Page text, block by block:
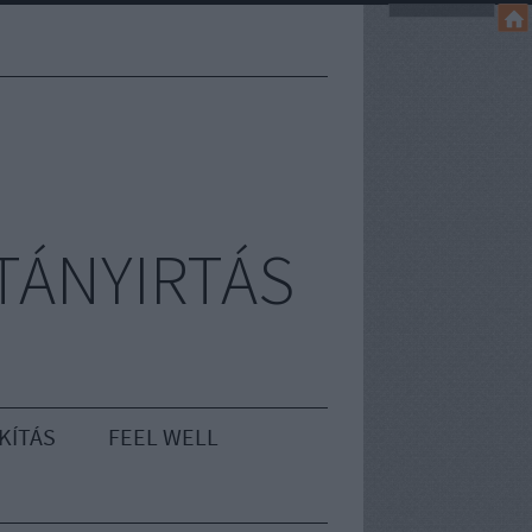
FEEL WELL